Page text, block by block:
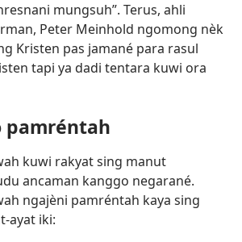
mungsuh”. Terus, ahli
Peter Meinhold ngomong nèk
Kristen pas jamané para rasul
tapi ya dadi tentara kuwi ora
pamréntah
kuwi rakyat sing manut
ancaman kanggo negarané.
ngajèni pamréntah kaya sing
ayat iki: